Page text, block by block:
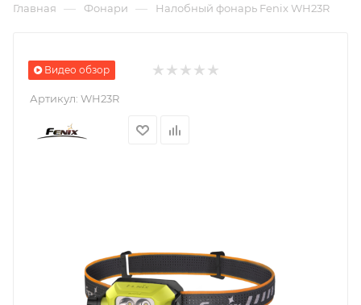
Главная — Фонари — Налобный фонарь Fenix WH23R
Видео обзор
Артикул: WH23R